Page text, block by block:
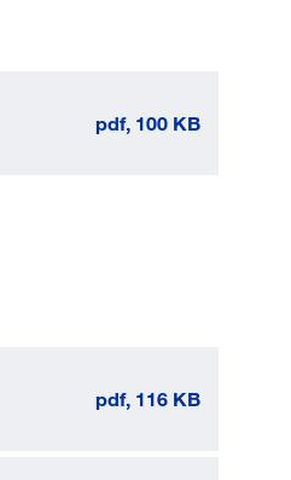
pdf, 100 KB
pdf, 116 KB